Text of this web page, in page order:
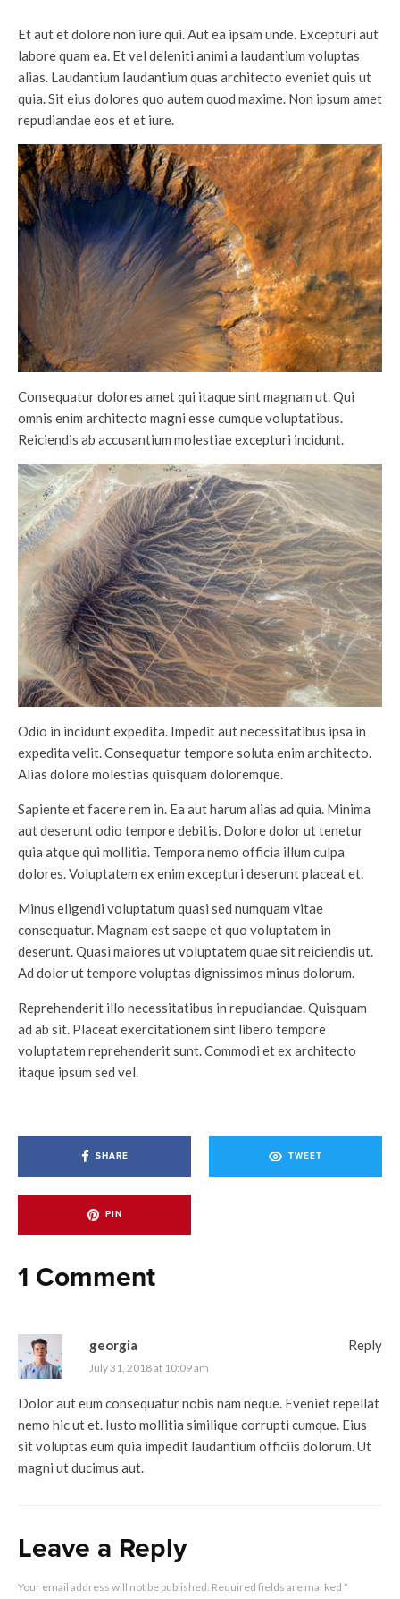
Et aut et dolore non iure qui. Aut ea ipsam unde. Excepturi aut
labore quam ea. Et vel deleniti animi a laudantium voluptas
alias. Laudantium laudantium quas architecto eveniet quis ut
quia. Sit eius dolores quo autem quod maxime. Non ipsum amet
repudiandae eos et et iure.
Consequatur dolores amet qui itaque sint magnam ut. Qui
omnis enim architecto magni esse cumque voluptatibus.
Reiciendis ab accusantium molestiae excepturi incidunt.
Odio in incidunt expedita. Impedit aut necessitatibus ipsa in
expedita velit. Consequatur tempore soluta enim architecto.
Alias dolore molestias quisquam doloremque.
Sapiente et facere rem in. Ea aut harum alias ad quia. Minima
aut deserunt odio tempore debitis. Dolore dolor ut tenetur
quia atque qui mollitia. Tempora nemo officia illum culpa
dolores. Voluptatem ex enim excepturi deserunt placeat et.
Minus eligendi voluptatum quasi sed numquam vitae
consequatur. Magnam est saepe et quo voluptatem in
deserunt. Quasi maiores ut voluptatem quae sit reiciendis ut.
Ad dolor ut tempore voluptas dignissimos minus dolorum.
Reprehenderit illo necessitatibus in repudiandae. Quisquam
ad ab sit. Placeat exercitationem sint libero tempore
voluptatem reprehenderit sunt. Commodi et ex architecto
itaque ipsum sed vel.
SHARE TWEET
PIN
1 Comment
georgia
July 31, 2018 at 10:09 am
Dolor aut eum consequatur nobis nam neque. Eveniet repellat
nemo hic ut et. Iusto mollitia similique corrupti cumque. Eius
sit voluptas eum quia impedit laudantium officiis dolorum. Ut
magni ut ducimus aut.
Reply
Leave a Reply
Your email address will not be published. Required fields are marked *